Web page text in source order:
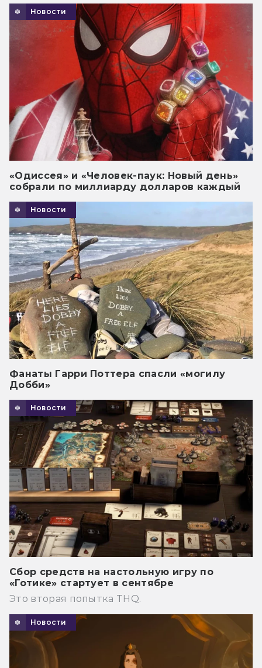
Новости
«Одиссея» и «Человек-паук: Новый день»
собрали по миллиарду долларов каждый
Новости
Фанаты Гарри Поттера спасли «могилу
Добби»
Новости
Сбор средств на настольную игру по
«Готике» стартует в сентябре
Это вторая попытка THQ.
Новости